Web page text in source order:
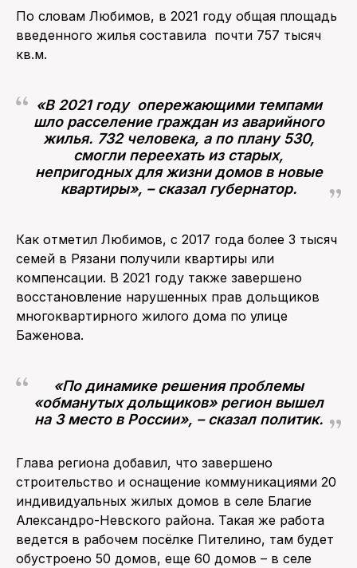
По словам Любимов, в 2021 году общая площадь
введенного жилья составила почти 757 тысяч
кв.м.
«В 2021 году опережающими темпами
шло расселение граждан из аварийного
жилья. 732 человека, а по плану 530,
смогли переехать из старых,
непригодных для жизни домов в новые
квартиры», – сказал губернатор.
Как отметил Любимов, с 2017 года более 3 тысяч
семей в Рязани получили квартиры или
компенсации. В 2021 году также завершено
восстановление нарушенных прав дольщиков
многоквартирного жилого дома по улице
Баженова.
«По динамике решения проблемы
«обманутых дольщиков» регион вышел
на 3 место в России», – сказал политик.
Глава региона добавил, что завершено
строительство и оснащение коммуникациями 20
индивидуальных жилых домов в селе Благие
Александро-Невского района. Такая же работа
ведется в рабочем посёлке Пителино, там будет
обустроено 50 домов, еще 60 домов – в селе